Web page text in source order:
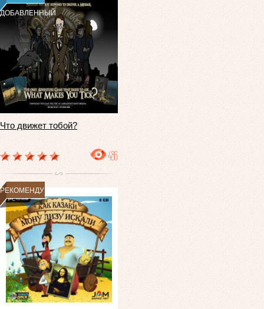
ДОБАВЛЕННЫЙ
Что движет тобой?
486
РЕКОМЕНДУЕМ